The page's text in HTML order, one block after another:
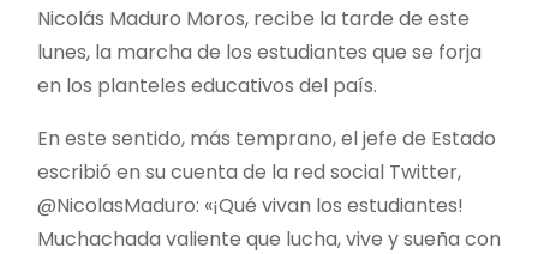
Nicolás Maduro Moros, recibe la tarde de este
lunes, la marcha de los estudiantes que se forja
en los planteles educativos del país.
En este sentido, más temprano, el jefe de Estado
escribió en su cuenta de la red social Twitter,
@NicolasMaduro: «¡Qué vivan los estudiantes!
Muchachada valiente que lucha, vive y sueña con